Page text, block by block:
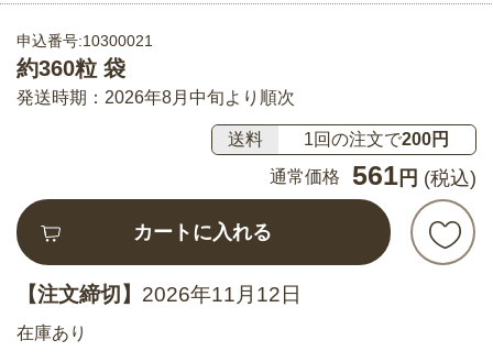
申込番号:10300021
約360粒 袋
発送時期：2026年8月中旬より順次
送料 1回の注文で200円
通常価格
561 円 (税込)
カートに入れる
【注文締切】 2026年11月12日
在庫あり